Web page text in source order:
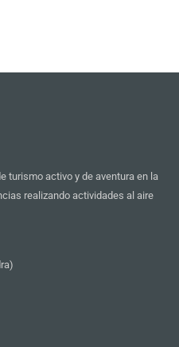
turismo activo y de aventura en la
realizando actividades al aire